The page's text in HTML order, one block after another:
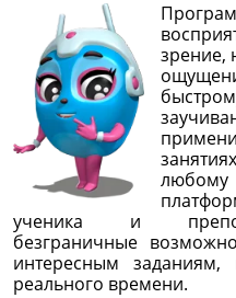
зрение,
любому
ученика и
безграничные
интересным
реального времени.